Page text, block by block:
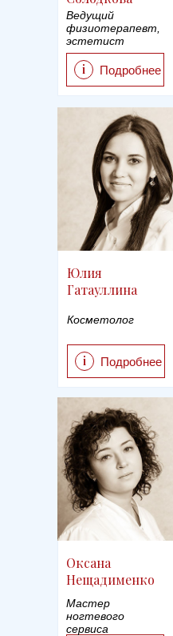
Подробнее
i
Ведущий
физиотерапевт,
эстетист
Подробнее
i
Юлия
Гатауллина
Косметолог
Оксана
Нещадименко
Мастер
ногтевого
сервиса